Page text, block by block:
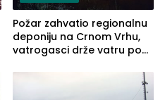
Požar zahvatio regionalnu
deponiju na Crnom Vrhu,
vatrogasci drže vatru pod